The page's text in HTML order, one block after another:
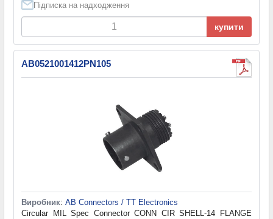
Підписка на надходження
купити
AB0521001412PN105
Виробник: AB Connectors / TT Electronics
Circular MIL Spec Connector CONN CIR SHELL-14 FLANGE